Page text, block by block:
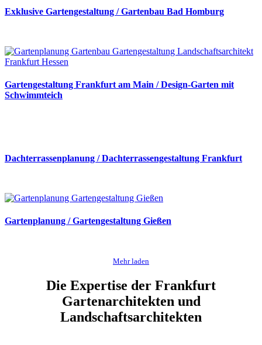
Exklusive Gartengestaltung / Gartenbau Bad Homburg
Gartengestaltung Frankfurt am Main / Design-Garten mit
Schwimmteich
Dachterrassenplanung / Dachterrassengestaltung Frankfurt
Gartenplanung / Gartengestaltung Gießen
Mehr laden
Die Expertise der Frankfurt
Gartenarchitekten und
Landschaftsarchitekten